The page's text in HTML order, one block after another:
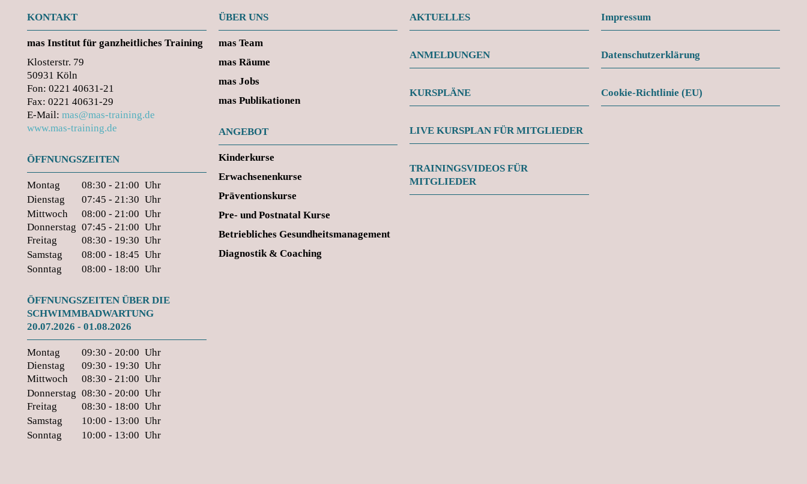
KONTAKT
mas Institut für ganzheitliches Training
Klosterstr. 79
50931 Köln
Fon: 0221 40631-21
Fax: 0221 40631-29
E-Mail: mas@mas-training.de
www.mas-training.de
ÖFFNUNGSZEITEN
Montag 08:30 - 21:00 Uhr
Dienstag
07:45 - 21:30 Uhr
Mittwoch
08:00 - 21:00 Uhr
Donnerstag 07:45 - 21:00 Uhr
Freitag
08:30 - 19:30 Uhr
Samstag
08:00 - 18:45 Uhr
Sonntag
08:00 - 18:00 Uhr
ÖFFNUNGSZEITEN ÜBER DIE
SCHWIMMBADWARTUNG
20.07.2026 - 01.08.2026
Montag 09:30 - 20:00 Uhr
Dienstag
09:30 - 19:30 Uhr
Mittwoch
08:30 - 21:00 Uhr
Donnerstag 08:30 - 20:00 Uhr
Freitag
08:30 - 18:00 Uhr
Samstag
10:00 - 13:00 Uhr
Sonntag
10:00 - 13:00 Uhr
ÜBER UNS
mas Team
mas Räume
mas Jobs
mas Publikationen
ANGEBOT
Kinderkurse
Erwachsenenkurse
Präventionskurse
Pre- und Postnatal Kurse
Betriebliches Gesundheitsmanagement
Diagnostik & Coaching
AKTUELLES
ANMELDUNGEN
KURSPLÄNE
LIVE KURSPLAN FÜR MITGLIEDER
TRAININGSVIDEOS FÜR
MITGLIEDER
Impressum
Datenschutzerklärung
Cookie-Richtlinie (EU)